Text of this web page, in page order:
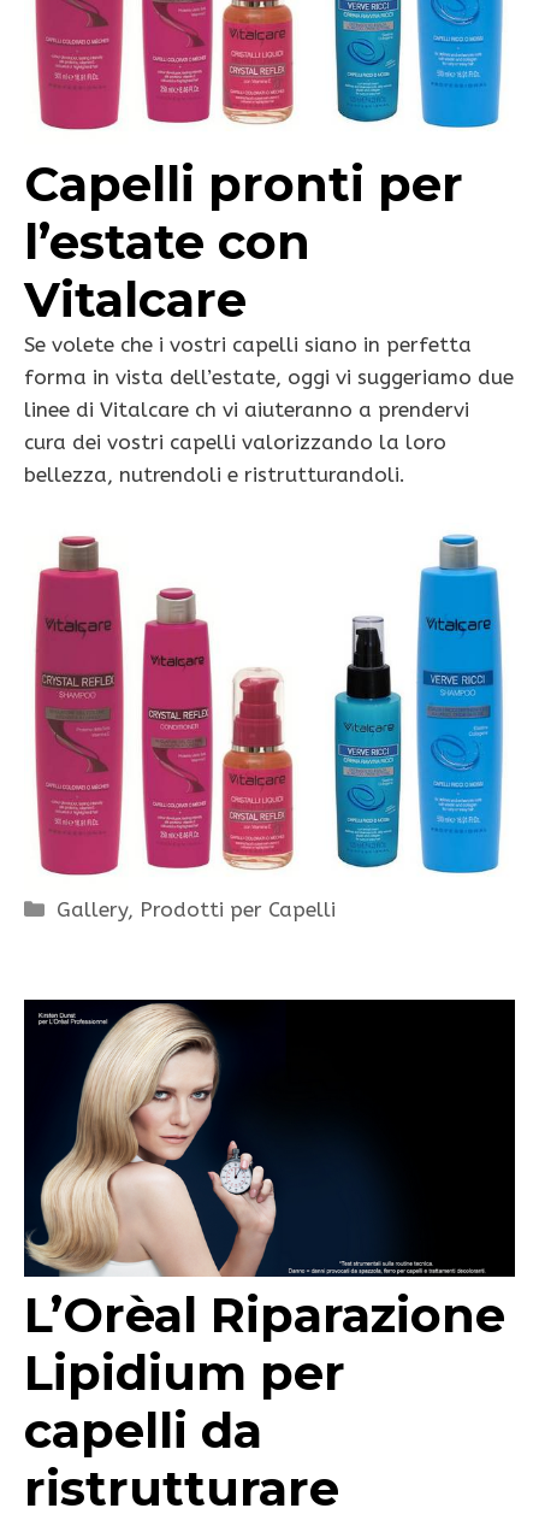
Capelli pronti per
l’estate con
Vitalcare
Se volete che i vostri capelli siano in perfetta
forma in vista dell’estate, oggi vi suggeriamo due
linee di Vitalcare ch vi aiuteranno a prendervi
cura dei vostri capelli valorizzando la loro
bellezza, nutrendoli e ristrutturandoli.
Categorie
Gallery, Prodotti per Capelli
L’Orèal Riparazione
Lipidium per
capelli da
ristrutturare